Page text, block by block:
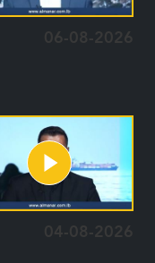
06-08-2026
04-08-2026